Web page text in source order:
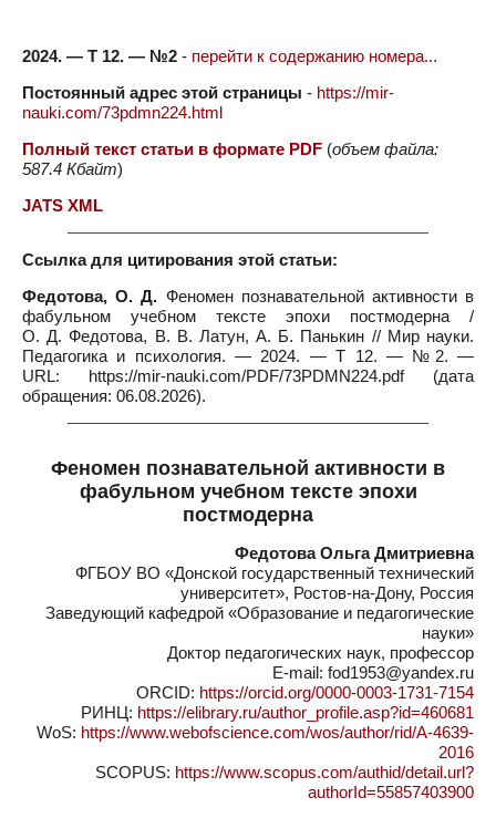
2024. — Т 12. — №2 - перейти к содержанию номера...
Постоянный адрес этой страницы - https://mir-
nauki.com/73pdmn224.html
Полный текст статьи в формате PDF (объем файла:
587.4 Кбайт)
JATS XML
Ссылка для цитирования этой статьи:
Федотова, О. Д. Феномен познавательной активности в
фабульном учебном тексте эпохи постмодерна /
О. Д. Федотова, В. В. Латун, А. Б. Панькин // Мир науки.
Педагогика и психология. — 2024. — Т 12. — №2. —
URL: https://mir-nauki.com/PDF/73PDMN224.pdf (дата
обращения: 06.08.2026).
Феномен познавательной активности в
фабульном учебном тексте эпохи
постмодерна
Федотова Ольга Дмитриевна
ФГБОУ ВО «Донской государственный технический
университет», Ростов-на-Дону, Россия
Заведующий кафедрой «Образование и педагогические
науки»
Доктор педагогических наук, профессор
E-mail: fod1953@yandex.ru
ORCID: https://orcid.org/0000-0003-1731-7154
РИНЦ: https://elibrary.ru/author_profile.asp?id=460681
WoS: https://www.webofscience.com/wos/author/rid/A-4639-
2016
SCOPUS: https://www.scopus.com/authid/detail.url?
authorId=55857403900